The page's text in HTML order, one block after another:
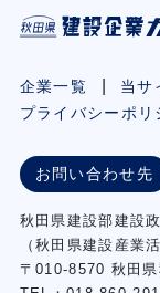
企業一覧
当サ
プライバシーポリ
お問い合わせ先
秋⽥県建設部建設
（秋⽥県建設産業
〒010-8570 秋田県